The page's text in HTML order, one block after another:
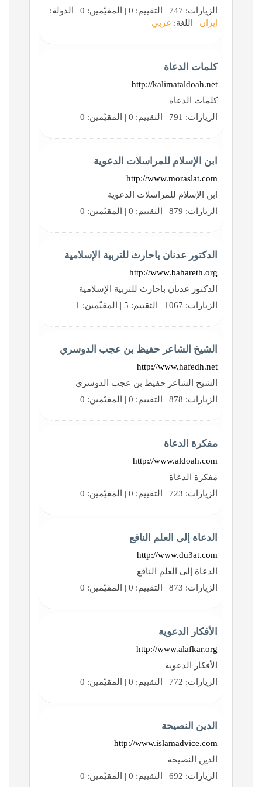
الزيارات: 747 | التقييم: 0 | المقيّمين: 0 | الدولة:
إيران | اللغة: عربي
كلمات الدعاة
http://kalimataldoah.net
كلمات الدعاة
الزيارات: 791 | التقييم: 0 | المقيّمين: 0
ابن الإسلام للمراسلات الدعوية
http://www.moraslat.com
ابن الإسلام للمراسلات الدعوية
الزيارات: 879 | التقييم: 0 | المقيّمين: 0
الدكتور عدنان باحارث للتربية الإسلامية
http://www.bahareth.org
الدكتور عدنان باحارث للتربية الإسلامية
الزيارات: 1067 | التقييم: 5 | المقيّمين: 1
الشيخ الشاعر حفيظ بن عجب الدوسري
http://www.hafedh.net
الشيخ الشاعر حفيظ بن عجب الدوسري
الزيارات: 878 | التقييم: 0 | المقيّمين: 0
مفكرة الدعاة
http://www.aldoah.com
مفكرة الدعاة
الزيارات: 723 | التقييم: 0 | المقيّمين: 0
الدعاة إلى العلم النافع
http://www.du3at.com
الدعاة إلى العلم النافع
الزيارات: 873 | التقييم: 0 | المقيّمين: 0
الأفكار الدعوية
http://www.alafkar.org
الأفكار الدعوية
الزيارات: 772 | التقييم: 0 | المقيّمين: 0
الدين النصيحة
http://www.islamadvice.com
الدين النصيحة
الزيارات: 692 | التقييم: 0 | المقيّمين: 0